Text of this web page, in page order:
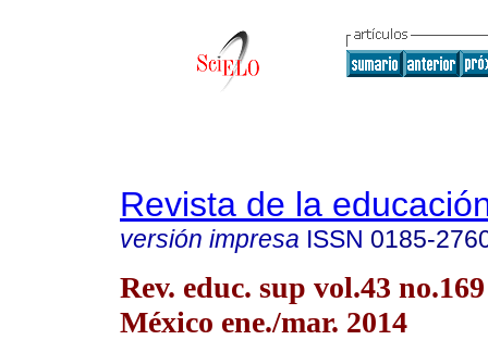
Revista de la
versión impresa ISSN 0185-
Rev. educ. sup vol.43
México ene./mar. 2014